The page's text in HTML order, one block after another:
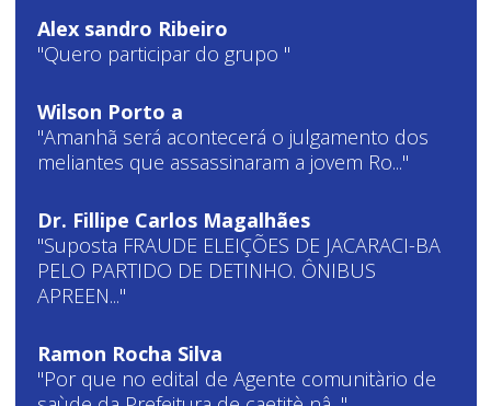
Alex sandro Ribeiro
"Quero participar do grupo "
Wilson Porto a
"Amanhã será acontecerá o julgamento dos
meliantes que assassinaram a jovem Ro..."
Dr. Fillipe Carlos Magalhães
"Suposta FRAUDE ELEIÇÕES DE JACARACI-BA
PELO PARTIDO DE DETINHO. ÔNIBUS
APREEN..."
Ramon Rocha Silva
"Por que no edital de Agente comunitàrio de